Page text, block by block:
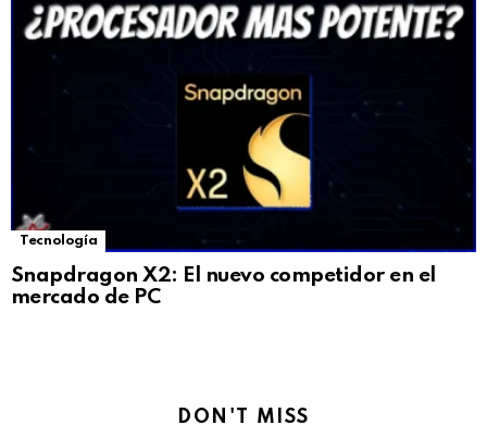
Tecnología
Snapdragon X2: El nuevo competidor en el
mercado de PC
DON'T MISS